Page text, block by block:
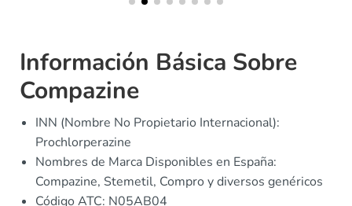
Información Básica Sobre
Compazine
INN (Nombre No Propietario Internacional):
Prochlorperazine
Nombres de Marca Disponibles en España:
Compazine, Stemetil, Compro y diversos genéricos
Código ATC: N05AB04